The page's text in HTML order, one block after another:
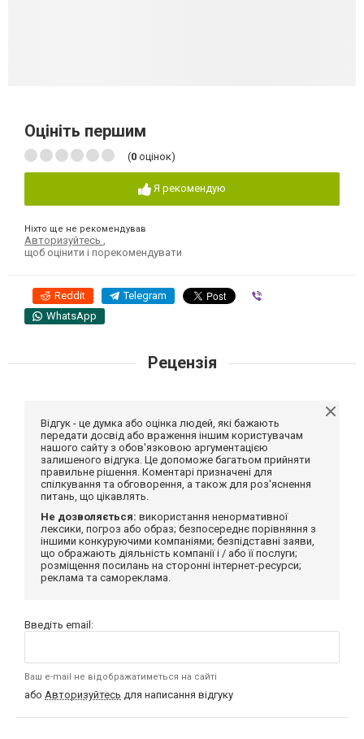
Оцініть першим
(0 оцінок)
Я рекомендую
Ніхто ще не рекомендував
Авторизуйтесь
щоб оцінити і порекомендувати
Reddit Telegram
WhatsApp
Рецензія
Відгук - це думка або оцінка людей, які бажають
передати досвід або враження іншим користувачам
нашого сайту з обов'язковою аргументацією
залишеного відгука. Це допоможе багатьом прийняти
правильне рішення. Коментарі призначені для
спілкування та обговорення, а також для роз'яснення
питань, що цікавлять.
Не дозволяється: використання ненормативної
лексики, погроз або образ; безпосереднє порівняння з
іншими конкуруючими компаніями; безпідставні заяви,
що ображають діяльність компанії і / або її послуги;
розміщення посилань на сторонні інтернет-ресурси;
реклама та самореклама.
Введіть email:
Ваш e-mail не відображатиметься на сайті
або Авторизуйтесь для написання відгуку